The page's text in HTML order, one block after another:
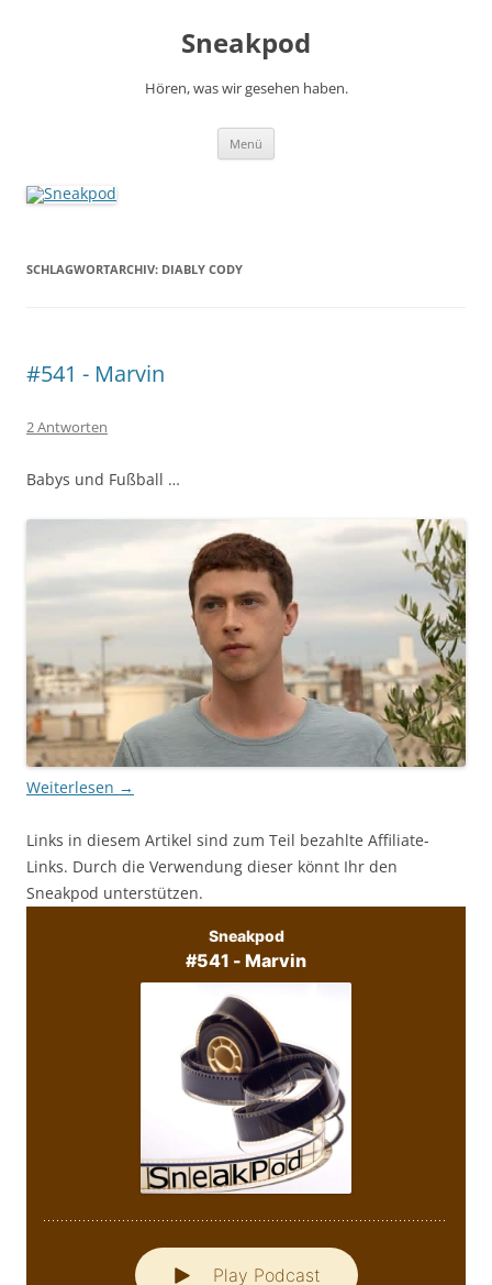
Sneakpod
Hören, was wir gesehen haben.
Menü
SCHLAGWORTARCHIV: DIABLY CODY
#541 - Marvin
2 Antworten
Babys und Fußball …
Weiterlesen →
Links in diesem Artikel sind zum Teil bezahlte Affiliate-
Links. Durch die Verwendung dieser könnt Ihr den
Sneakpod unterstützen.